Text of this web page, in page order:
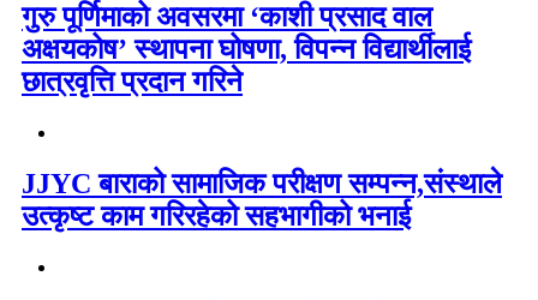
गुरु पूर्णिमाको अवसरमा ‘काशी प्रसाद वाल
अक्षयकोष’ स्थापना घोषणा, विपन्न विद्यार्थीलाई
छात्रवृत्ति प्रदान गरिने
JJYC बाराको सामाजिक परीक्षण सम्पन्न,संस्थाले
उत्कृष्ट काम गरिरहेको सहभागीको भनाई